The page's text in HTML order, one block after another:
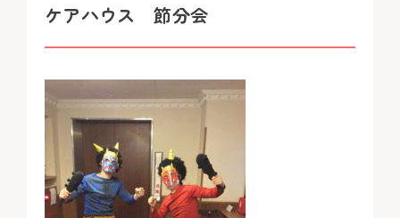
ケアハウス 節分会